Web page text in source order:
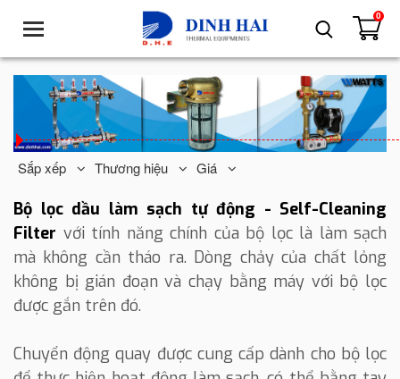
T
g
g
n
a
g
a
t
i
o
0
Sắp xếp Thương hiệu Giá
Bộ lọc dầu làm sạch tự động - Self-Cleaning
Filter với tính năng chính của bộ lọc là làm sạch
mà không cần tháo ra. Dòng chảy của chất lỏng
không bị gián đoạn và chạy bằng máy với bộ lọc
được gắn trên đó.
Chuyển động quay được cung cấp dành cho bộ lọc